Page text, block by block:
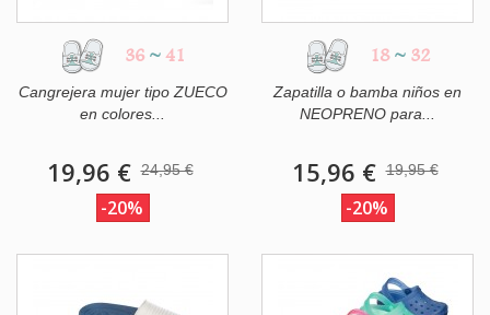
36 ~ 41
Cangrejera mujer tipo ZUECO
en colores...
19,96 € 24,95 €
-20%
18 ~ 32
Zapatilla o bamba niños en
NEOPRENO para...
15,96 € 19,95 €
-20%